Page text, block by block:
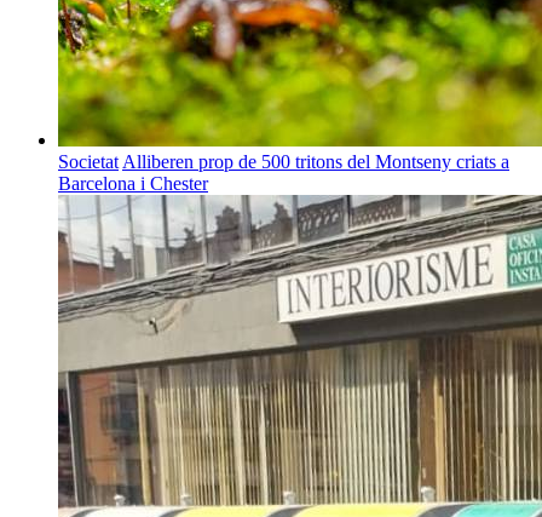
Societat Alliberen prop de 500 tritons del Montseny criats a
Barcelona i Chester